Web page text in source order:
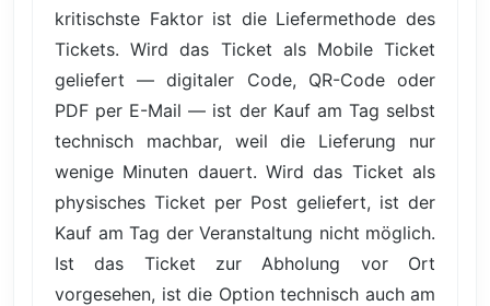
kritischste Faktor ist die Liefermethode des
Tickets. Wird das Ticket als Mobile Ticket
geliefert — digitaler Code, QR-Code oder
PDF per E-Mail — ist der Kauf am Tag selbst
technisch machbar, weil die Lieferung nur
wenige Minuten dauert. Wird das Ticket als
physisches Ticket per Post geliefert, ist der
Kauf am Tag der Veranstaltung nicht möglich.
Ist das Ticket zur Abholung vor Ort
vorgesehen, ist die Option technisch auch am